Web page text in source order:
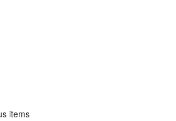
items